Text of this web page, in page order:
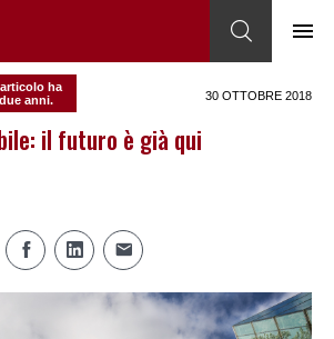
ha
anni.
30 OTTOBRE 2018
il futuro è già qui